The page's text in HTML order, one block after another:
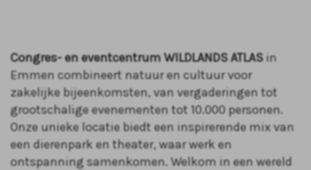
Congres- en eventcentrum WILDLANDS ATLASin
Emmen combineert natuur en cultuur voor
zakelijke bijeenkomsten, van vergaderingen tot
grootschalige evenementen tot 10.000 personen.
Onze unieke locatie biedt een inspirerende mix van
een dierenpark en theater, waar werk en
ontspanning samenkomen. Welkom in een wereld